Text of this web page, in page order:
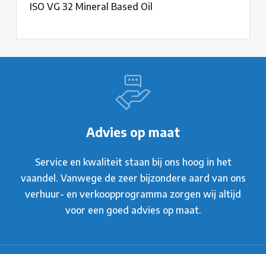
ISO VG 32 Mineral Based Oil
Advies op maat
Service en kwaliteit staan bij ons hoog in het
vaandel. Vanwege de zeer bijzondere aard van ons
verhuur- en verkoopprogramma zorgen wij altijd
voor een goed advies op maat.